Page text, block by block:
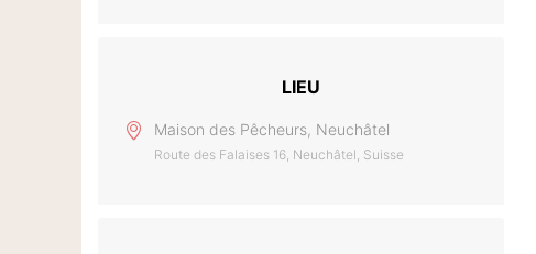
LIEU
Maison des Pêcheurs, Neuchâtel
Route des Falaises 16, Neuchâtel, Suisse